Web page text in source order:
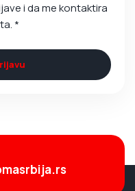
i da me kontaktira
*